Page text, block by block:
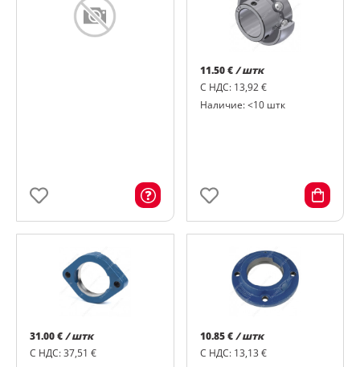
11.50 € / штк
С НДС: 13,92 €
Наличие: <10 штк
31.00 €/ штк
С НДС: 37,51 €
10.85 € / штк
С НДС: 13,13 €